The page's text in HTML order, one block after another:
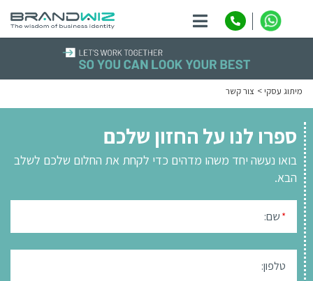
מיתוג עסקי צור קשר
ספרו לנו על החזון שלכם
בואו נעשה יחד משהו מדהים כדי לקחת את החלום שלכם לשלב
הבא.
* שם:
טלפון: